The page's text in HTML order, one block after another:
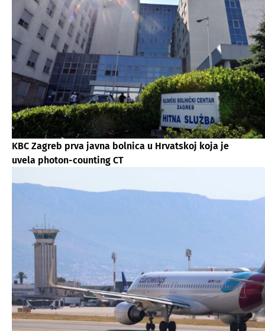
KBC Zagreb prva javna bolnica u Hrvatskoj koja je
uvela photon-counting CT